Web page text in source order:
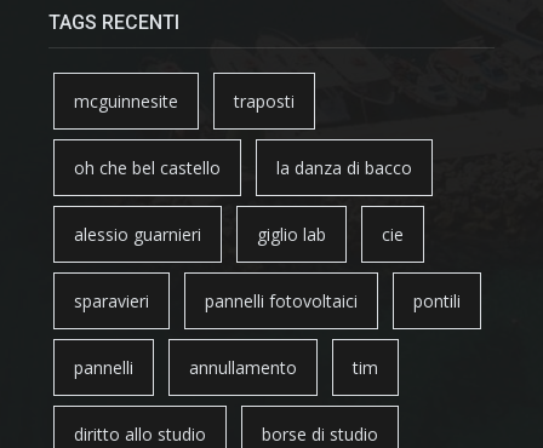
TAGS RECENTI
mcguinnesite traposti
oh che bel castello la danza di bacco
alessio guarnieri giglio lab cie
sparavieri pannelli fotovoltaici pontili
pannelli annullamento tim
diritto allo studio borse di studio